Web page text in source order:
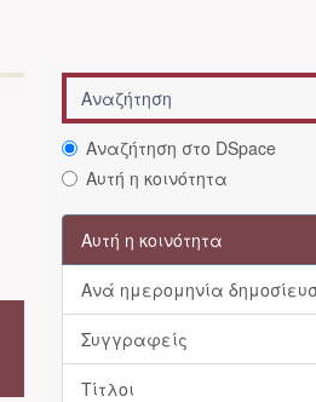
Αναζήτηση στο DSpace
Αυτή η κοινότητα
Αυτή η κοινότητα
Ανά ημερομηνία
Συγγραφείς
Τίτλοι